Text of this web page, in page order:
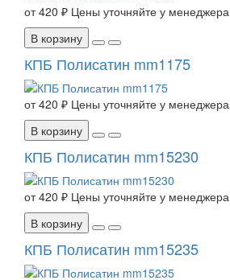
от 420 ₽ Цены уточняйте у менеджера
В корзину
КПБ Полисатин mm1175
от 420 ₽ Цены уточняйте у менеджера
В корзину
КПБ Полисатин mm15230
от 420 ₽ Цены уточняйте у менеджера
В корзину
КПБ Полисатин mm15235